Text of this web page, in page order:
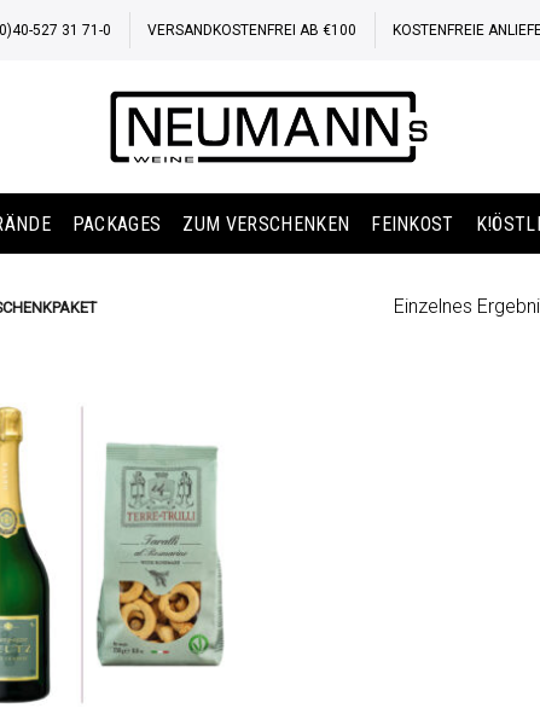
527 31 71-0 VERSANDKOSTENFREI AB €100 KOSTENFREIE
PACKAGES ZUM VERSCHENKEN FEINKOST
Einzelnes
Wunschliste